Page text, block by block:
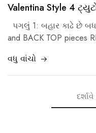
Valentina Style 4
પગલું 1: બહાર કાઢે છે
and BACK TOP pieces
વધુ વાંચો